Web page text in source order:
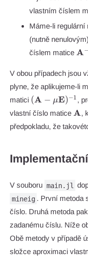
vlastním číslem
Máme-li regulární
(nutně
číslem matice A−
V obou případech jsou
plyne, že aplikujeme-li
matici (\mathbf{A} -
\mu
(A − μE)−1 ,
vlastní číslo matice A,
předpokladu, že
V souboru main.jl
mineig . První metoda
číslo. Druhá metoda
zadanému číslu. Níže
Obě metody v případě
složce aproximaci